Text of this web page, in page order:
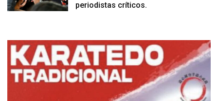
periodistas críticos.